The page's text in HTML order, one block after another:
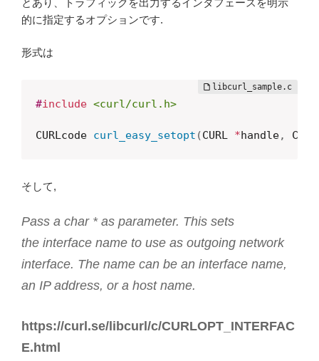
とあり、トラフィックを出力するインタフェースを明示
的に指定するオプションです.
形式は
#include <curl/curl.h>
CURLcode curl_easy_setopt (CURL *handle,
そして,
Pass a char * as parameter. This sets
the interface name to use as outgoing network
interface. The name can be an interface name,
an IP address, or a host name.
https://curl.se/libcurl/c/CURLOPT_INTERFAC
E.html